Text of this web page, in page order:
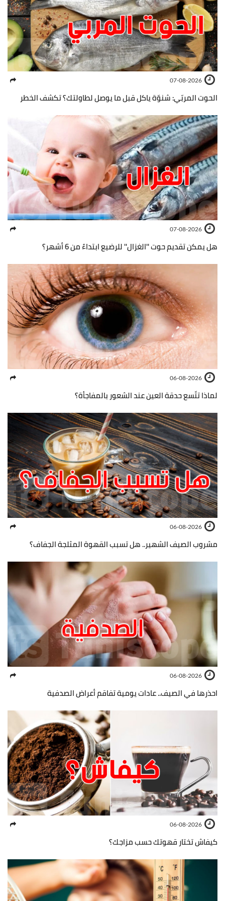
07-08-2026
الحوت المربّي: شنوّة ياكل قبل ما يوصل لطاولتك؟ تكشف الخطر
07-08-2026
هل يمكن تقديم حوت ''الغزال'' للرضيع ابتداءً من 6 أشهر؟
06-08-2026
لماذا تتّسع حدقة العين عند الشعور بالمفاجأة؟
06-08-2026
مشروب الصيف الشهير.. هل تسبب القهوة المثلجة الجفاف؟
06-08-2026
احذرها في الصيف.. عادات يومية تفاقم أعراض الصدفية
06-08-2026
كيفاش تختار قهوتك حسب مزاجك؟